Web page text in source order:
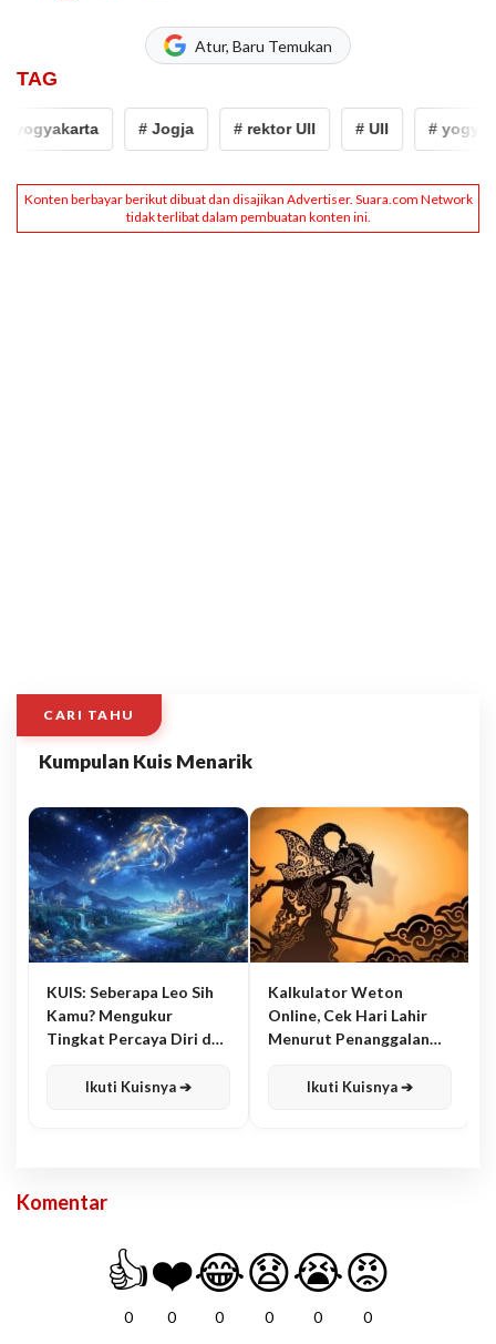
Atur, Baru Temukan
TAG
yogyakarta # Jogja # rektor UII # UII #
CARI TAHU
Kumpulan Kuis Menarik
KUIS: Seberapa Leo Sih
Kamu? Mengukur
Tingkat Percaya Diri dan
Ikuti Kuisnya ➔
Kalkulator Weton
Online, Cek Hari Lahir
Menurut Penanggalan
Ikuti Kuisnya ➔
Komentar
👍
0
❤️
0
😂
0
😧
0
😭
0
😡
0